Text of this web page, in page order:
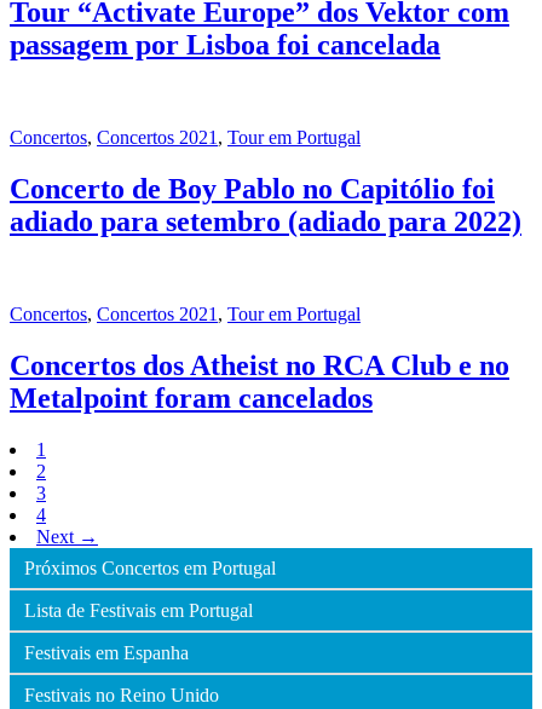
Tour “Activate Europe” dos Vektor com
passagem por Lisboa foi cancelada
Concertos, Concertos 2021 , Tour em Portugal
Concerto de Boy Pablo no Capitólio foi
adiado para setembro (adiado para 2022)
Concertos, Concertos 2021 , Tour em Portugal
Concertos dos Atheist no RCA Club e no
Metalpoint foram cancelados
1
2
3
4
Next →
Próximos Concertos em Portugal
Lista de Festivais em Portugal
Festivais em Espanha
Festivais no Reino Unido